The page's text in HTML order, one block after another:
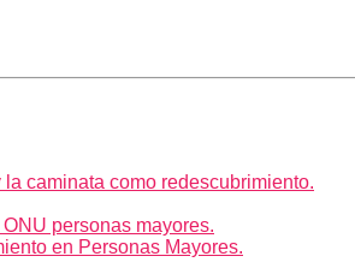
caminata como redescubrimiento.
personas mayores.
en Personas Mayores.